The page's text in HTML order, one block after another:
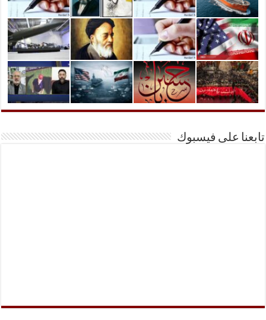
تابعنا على فيسبوك